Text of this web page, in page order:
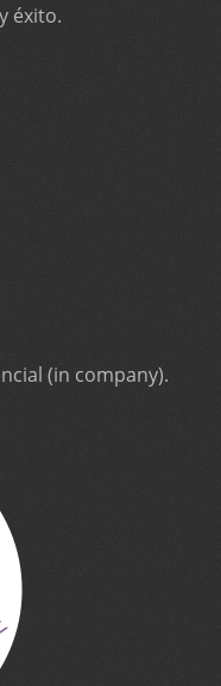
éxito.
(in company).